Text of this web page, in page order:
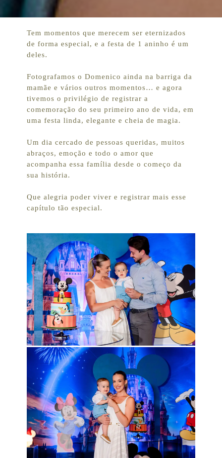
Tem momentos que merecem ser eternizados
de forma especial, e a festa de 1 aninho é um
deles.
Fotografamos o Domenico ainda na barriga da
mamãe e vários outros momentos… e agora
tivemos o privilégio de registrar a
comemoração do seu primeiro ano de vida, em
uma festa linda, elegante e cheia de magia.
Um dia cercado de pessoas queridas, muitos
abraços, emoção e todo o amor que
acompanha essa família desde o começo da
sua história.
Que alegria poder viver e registrar mais esse
capítulo tão especial.